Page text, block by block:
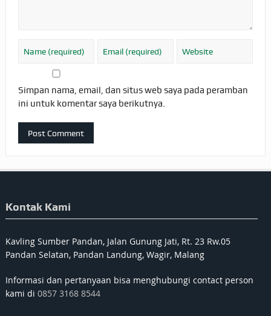
Simpan nama, email, dan situs web saya pada peramban
ini untuk komentar saya berikutnya.
Kontak Kami
Kavling Sumber Pandan, Jalan Gunung Jati, Rt. 23 Rw.05
Pandan Selatan, Pandan Landung, Wagir, Malang
Informasi dan pertanyaan bisa menghubungi contact person
kami di 0857 3168 8544